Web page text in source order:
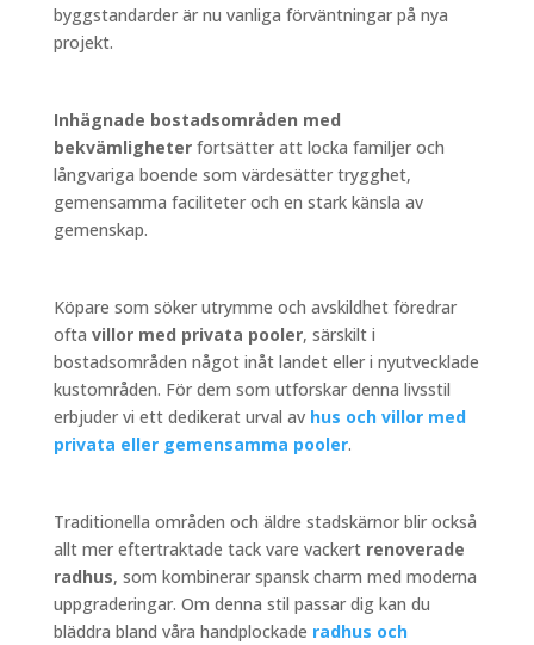
byggstandarder är nu vanliga förväntningar på nya
projekt.
Inhägnade bostadsområden med
bekvämligheterfortsätter att locka familjer och
långvariga boende som värdesätter trygghet,
gemensamma faciliteter och en stark känsla av
gemenskap.
Köpare som söker utrymme och avskildhet föredrar
ofta villor med privata pooler, särskilt i
bostadsområden något inåt landet eller i nyutvecklade
kustområden. För dem som utforskar denna livsstil
erbjuder vi ett dedikerat urval av hus och villor med
privata eller gemensamma pooler.
Traditionella områden och äldre stadskärnor blir också
allt mer eftertraktade tack vare vackert renoverade
radhus, som kombinerar spansk charm med moderna
uppgraderingar. Om denna stil passar dig kan du
bläddra bland våra handplockade radhus och